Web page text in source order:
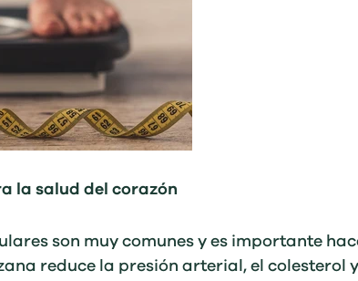
la salud del corazón
son muy comunes y es importante
reduce la presión arterial, el colesterol